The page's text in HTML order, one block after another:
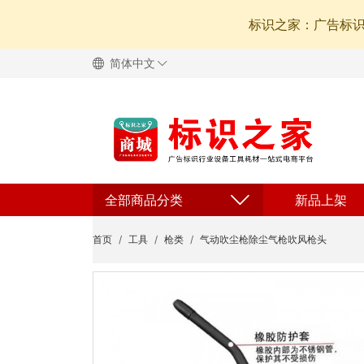
标识之家：广告标
简体中文
全部商品分类 新品上架
首页 工具 枪类 气动吹尘枪除尘气枪吹风枪头